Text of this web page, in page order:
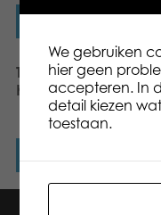
Tactic Puzzle Lovers
Kittens 1000 pcs
We gebruiken
hier geen
accepteren. In
detail kiezen
toestaan.